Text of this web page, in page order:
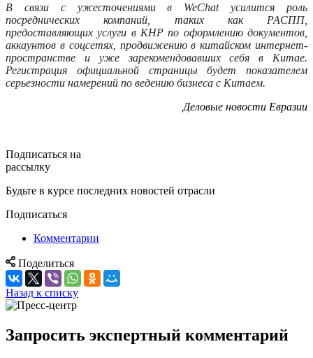
В связи с ужесточениями в WeChat усилится роль
посреднических компаний, таких как РАСПП,
предоставляющих услуги в КНР по оформлению документов,
аккаунтов в соцсетях, продвижению в китайском интернет-
пространстве и уже зарекомендовавших себя в Китае.
Регистрация официальной страницы будет показателем
серьезности намерений по ведению бизнеса с Китаем.
Деловые новости Евразии
Подписаться на
рассылку
Будьте в курсе последних новостей отрасли
Подписаться
Комментарии
Поделиться
Назад к списку
Запросить экспертный комментарий